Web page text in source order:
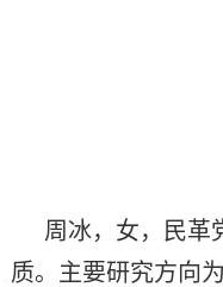
周冰，女，民革
质。主要研究方向